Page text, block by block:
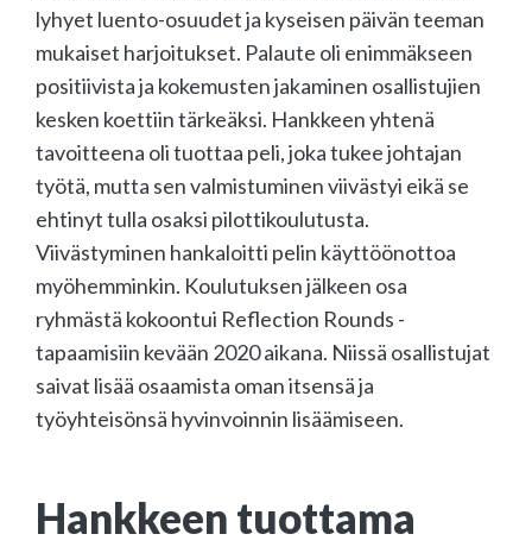
lyhyet luento-osuudet ja kyseisen päivän teeman
mukaiset harjoitukset. Palaute oli enimmäkseen
positiivista ja kokemusten jakaminen osallistujien
kesken koettiin tärkeäksi. Hankkeen yhtenä
tavoitteena oli tuottaa peli, joka tukee johtajan
työtä, mutta sen valmistuminen viivästyi eikä se
ehtinyt tulla osaksi pilottikoulutusta.
Viivästyminen hankaloitti pelin käyttöönottoa
myöhemminkin. Koulutuksen jälkeen osa
ryhmästä kokoontui Reflection Rounds -
tapaamisiin kevään 2020 aikana. Niissä osallistujat
saivat lisää osaamista oman itsensä ja
työyhteisönsä hyvinvoinnin lisäämiseen.
Hankkeen tuottama